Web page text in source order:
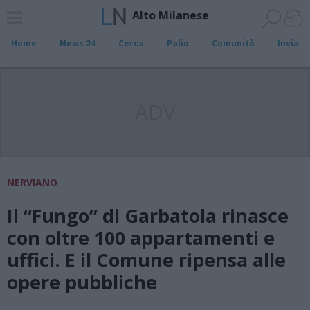
Alto Milanese
Home News 24 Cerca Palio Comunità Invia
NERVIANO
Il “Fungo” di Garbatola rinasce
con oltre 100 appartamenti e
uffici. E il Comune ripensa alle
opere pubbliche